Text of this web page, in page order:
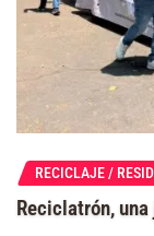
RECICLAJE /
Reciclatrón,